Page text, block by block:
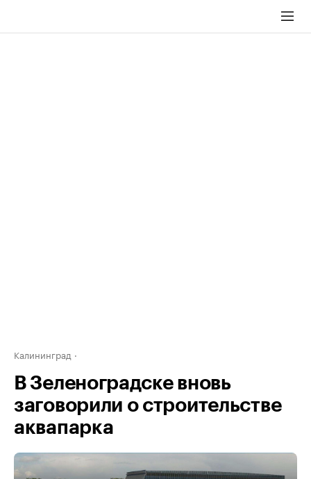
Калининград
В Зеленоградске вновь
заговорили о строительстве
аквапарка